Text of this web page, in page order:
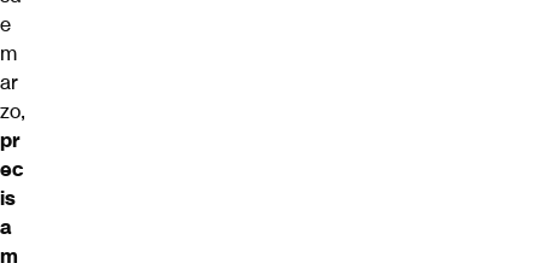
e
m
ar
zo,
pr
ec
is
a
m